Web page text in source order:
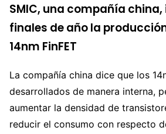
SMIC, una compañía
finales de año la
14nm FinFET
La compañía china dice que los
desarrollados de manera interna,
aumentar la densidad de
reducir el consumo con respecto